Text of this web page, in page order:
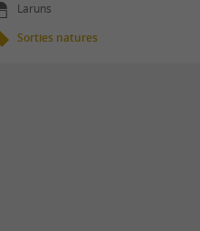
Laruns
Sorties natures